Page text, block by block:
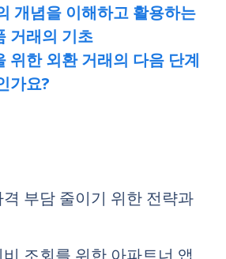
개념을 이해하고 활용하는
거래의 기초
위한 외환 거래의 다음 단계
가요?
부담 줄이기 위한 전략과
조회를 위한 아파트너 앱